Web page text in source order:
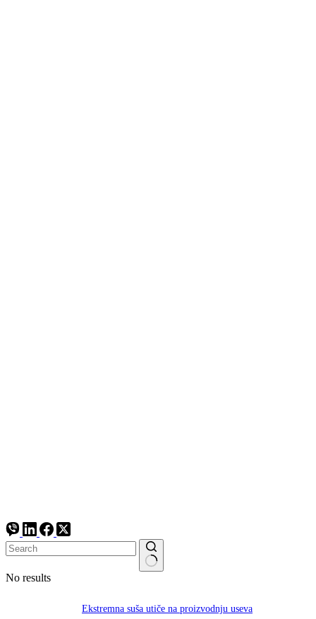
No results
Ekstremna suša utiče na proizvodnju useva